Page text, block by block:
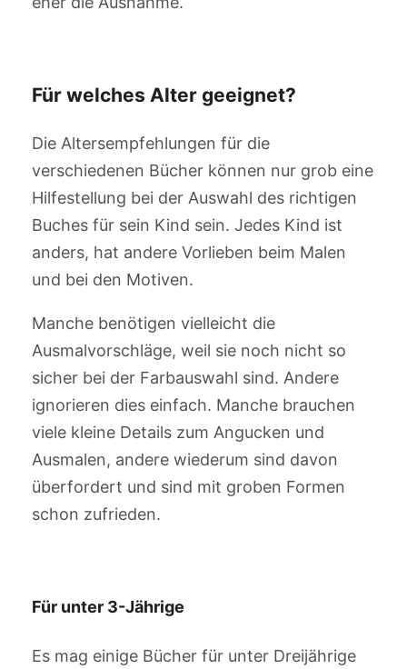
Für welches Alter geeignet?
Die Altersempfehlungen für die
verschiedenen Bücher können nur grob eine
Hilfestellung bei der Auswahl des richtigen
Buches für sein Kind sein. Jedes Kind ist
anders, hat andere Vorlieben beim Malen
und bei den Motiven.
Manche benötigen vielleicht die
Ausmalvorschläge, weil sie noch nicht so
sicher bei der Farbauswahl sind. Andere
ignorieren dies einfach. Manche brauchen
viele kleine Details zum Angucken und
Ausmalen, andere wiederum sind davon
überfordert und sind mit groben Formen
schon zufrieden.
Für unter 3-Jährige
Es mag einige Bücher für unter Dreijährige